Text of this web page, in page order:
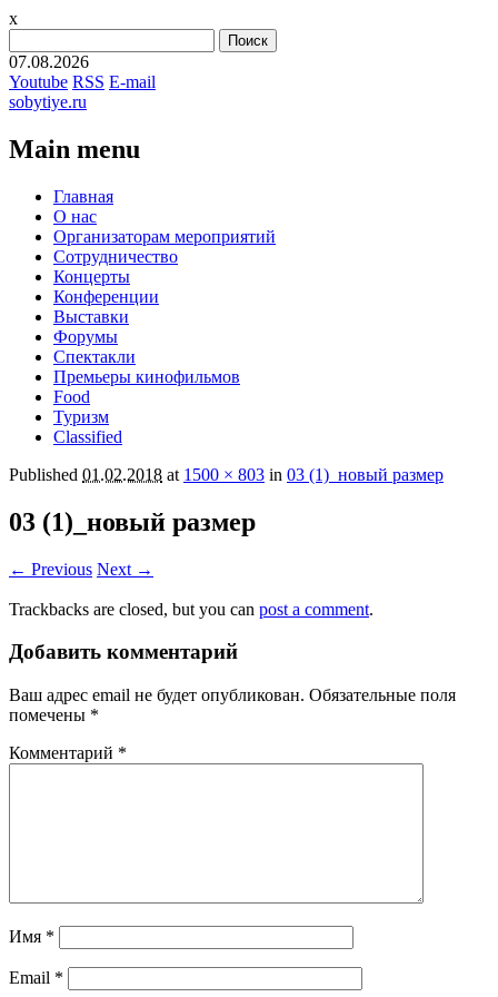
x
07.08.2026
Youtube RSS E-mail
sobytiye.ru
Main menu
Skip
content
Главная
О нас
Организаторам мероприятий
Сотрудничество
Концерты
Конференции
Выставки
Форумы
Спектакли
Премьеры кинофильмов
Food
Туризм
Сlassified
Published 01.02.2018 at 1500 × 803 in 03 (1)_новый размер
03 (1)_новый размер
← Previous Next →
Trackbacks are closed, but you can post a comment.
Добавить комментарий
Ваш адрес email не будет опубликован. Обязательные поля
помечены *
Комментарий *
Имя *
Email *